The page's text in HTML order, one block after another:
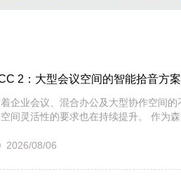
化市场，你拿什么参与竞争？
的MultiBall系统，打造新一代体育与
2：大型会议空间的智能拾音方案
着企业会议、混合办公及大型协作空间
空间灵活性的要求也在持续提升。 作为
2026/08/06